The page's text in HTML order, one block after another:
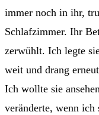
immer noch in ihr,
Schlafzimmer. Ihr
zerwühlt. Ich legte
weit und drang
Ich wollte sie
veränderte, wenn ich